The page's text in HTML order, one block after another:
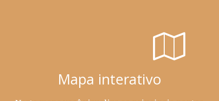
Mapa interativo